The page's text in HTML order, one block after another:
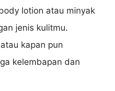
lotion atau minyak
jenis kulitmu.
kapan pun
kelembapan dan